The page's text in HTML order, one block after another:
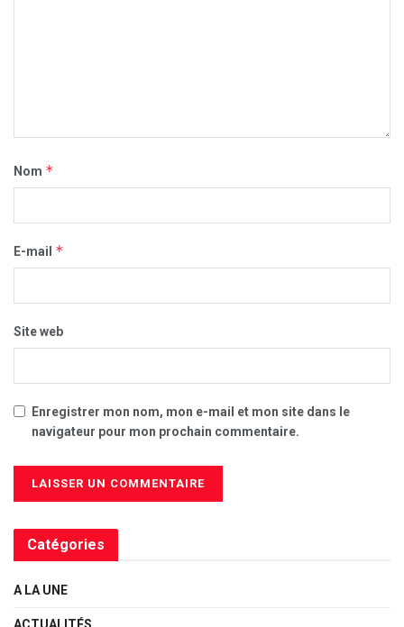
Nom *
E-mail *
Site web
Enregistrer mon nom, mon e-mail et mon site dans le
navigateur pour mon prochain commentaire.
Catégories
A LA UNE
ACTUALITÉS